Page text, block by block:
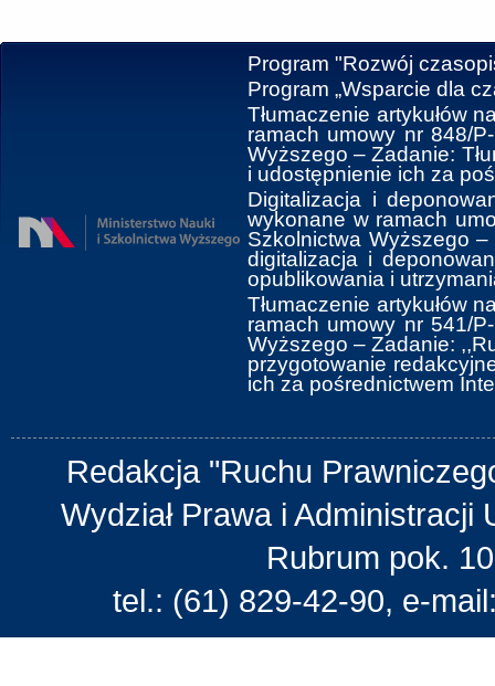
Program "Rozwój
Program „Wsparcie dla
Tłumaczenie artykułów
ramach umowy nr 848/
Wyższego ‒ Zadanie:
i udostępnienie ich za
Digitalizacja i
wykonane w ramach
Szkolnictwa Wyższego
digitalizacja i
opublikowania i
Tłumaczenie artykułów
ramach umowy nr 541/
Wyższego ‒ Zadanie:
przygotowanie
ich za pośrednictwem
Redakcja "Ruchu
Wydział Prawa i Administracji
Rubrum pok.
tel.: (61) 829-42-90, e-